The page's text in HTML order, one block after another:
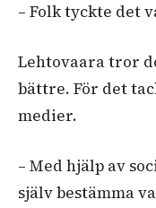
– Folk tyckte det
Lehtovaara tror
bättre. För det
medier.
– Med hjälp av
själv bestämma